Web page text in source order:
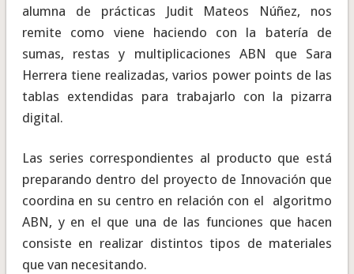
alumna de prácticas Judit Mateos Núñez, nos
remite como viene haciendo con la batería de
sumas, restas y multiplicaciones ABN que Sara
Herrera tiene realizadas, varios power points de las
tablas extendidas para trabajarlo con la pizarra
digital.
Las series correspondientes al producto que está
preparando dentro del proyecto de Innovación que
coordina en su centro en relación con el algoritmo
ABN, y en el que una de las funciones que hacen
consiste en realizar distintos tipos de materiales
que van necesitando.